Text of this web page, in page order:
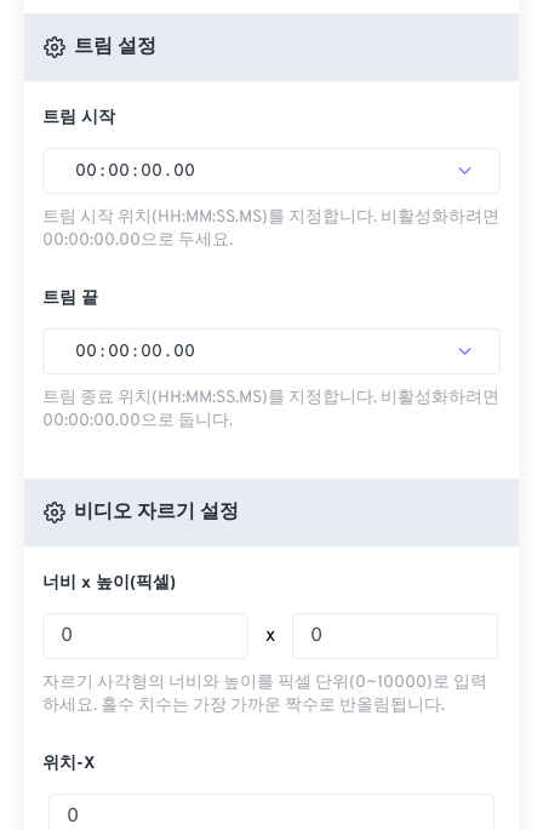
트림 설정
트림 시작
00 : 00 : 00 . 00
트림 시작 위치(HH:MM:SS.MS)를 지정합니다. 비활성화하려면
00:00:00.00으로 두세요.
트림 끝
00 : 00 : 00 . 00
트림 종료 위치(HH:MM:SS.MS)를 지정합니다. 비활성화하려면
00:00:00.00으로 둡니다.
비디오 자르기 설정
너비 x 높이(픽셀)
x
자르기 사각형의 너비와 높이를 픽셀 단위(0~10000)로 입력
하세요. 홀수 치수는 가장 가까운 짝수로 반올림됩니다.
위치-X